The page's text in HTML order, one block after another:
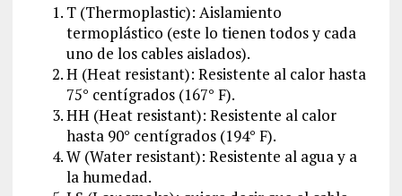
T (Thermoplastic): Aislamiento
termoplástico (este lo tienen todos y cada
uno de los cables aislados).
H (Heat resistant): Resistente al calor hasta
75° centígrados (167° F).
HH (Heat resistant): Resistente al calor
hasta 90° centígrados (194° F).
W (Water resistant): Resistente al agua y a
la humedad.